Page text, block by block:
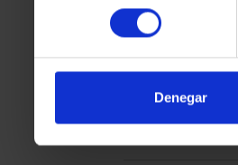
consentimiento
Denegar
ORDENAR POR: